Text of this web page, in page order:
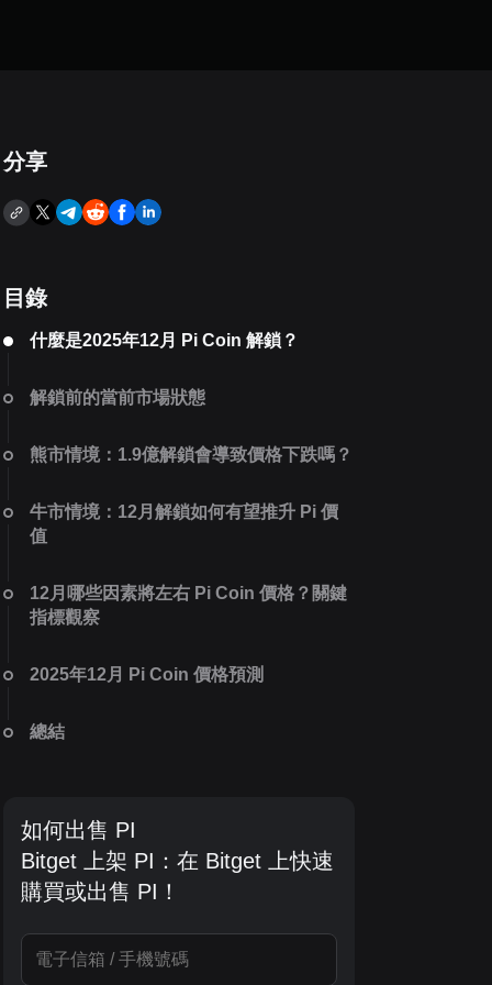
分享
目錄
什麼是2025年12月 Pi Coin 解鎖？
解鎖前的當前市場狀態
熊市情境：1.9億解鎖會導致價格下跌嗎？
牛市情境：12月解鎖如何有望推升 Pi 價
值
12月哪些因素將左右 Pi Coin 價格？關鍵
指標觀察
2025年12月 Pi Coin 價格預測
總結
如何出售 PI
Bitget 上架 PI：在 Bitget 上快速
購買或出售 PI！